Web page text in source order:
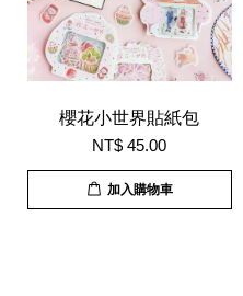
櫻花小世界貼紙包
NT$ 45.00
加入購物車